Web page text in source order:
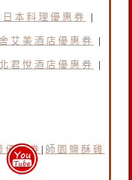
日本料理優惠券
艾美酒店優惠券
君悅酒店優惠券
優惠券 師園鹽酥雞